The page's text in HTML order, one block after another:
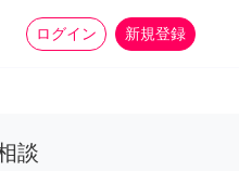
ログイン 新規登録
家事 more_horiz
談